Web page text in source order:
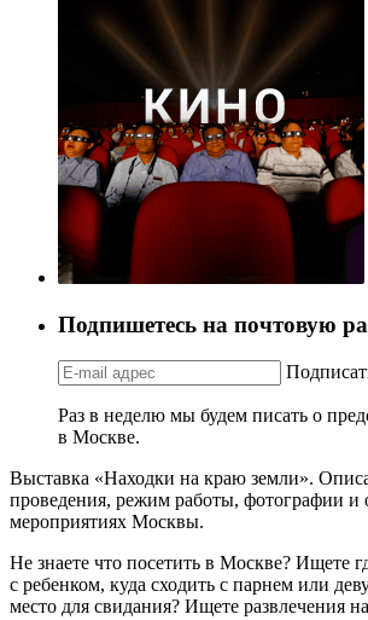
Подпишетесь на почтовую
Раз в неделю мы будем писать о
в Москве.
Выставка «Находки на краю земли».
проведения, режим работы, фотографии и
мероприятиях Москвы.
Не знаете что посетить в Москве? Ищете
с ребенком, куда сходить с парнем или
место для свидания? Ищете развлечения